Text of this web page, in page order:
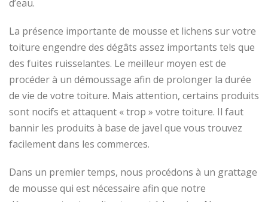
d’eau.
La présence importante de mousse et lichens sur votre
toiture engendre des dégâts assez importants tels que
des fuites ruisselantes. Le meilleur moyen est de
procéder à un démoussage afin de prolonger la durée
de vie de votre toiture. Mais attention, certains produits
sont nocifs et attaquent « trop » votre toiture. Il faut
bannir les produits à base de javel que vous trouvez
facilement dans les commerces.
Dans un premier temps, nous procédons à un grattage
de mousse qui est nécessaire afin que notre